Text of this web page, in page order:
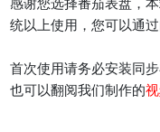
感谢您选择番茄表盘，
统以上使用，您可以通
首次使用请务必安装同步
也可以翻阅我们制作的